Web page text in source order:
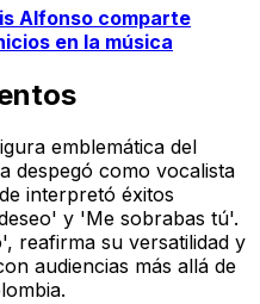
Alfonso comparte
en la música
emblemática del
despegó como vocalista
interpretó éxitos
y 'Me sobrabas tú'.
reafirma su versatilidad y
audiencias más allá de